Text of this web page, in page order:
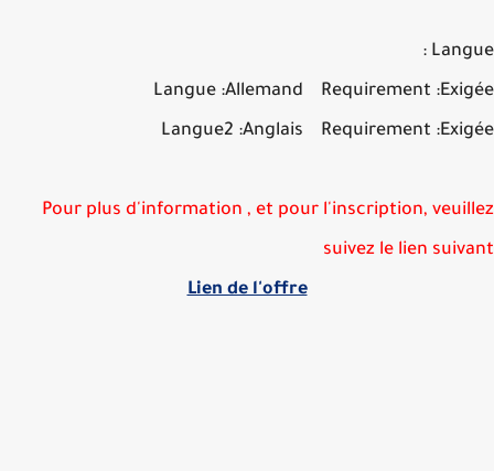
Langue :Allemand Requirement
Langue2 :Anglais Requirement
Pour plus d'information , et pour l'inscription,
suivez le lien
Lien de l'offre